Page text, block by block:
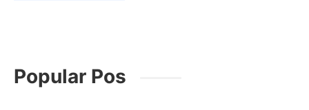
Popular Pos